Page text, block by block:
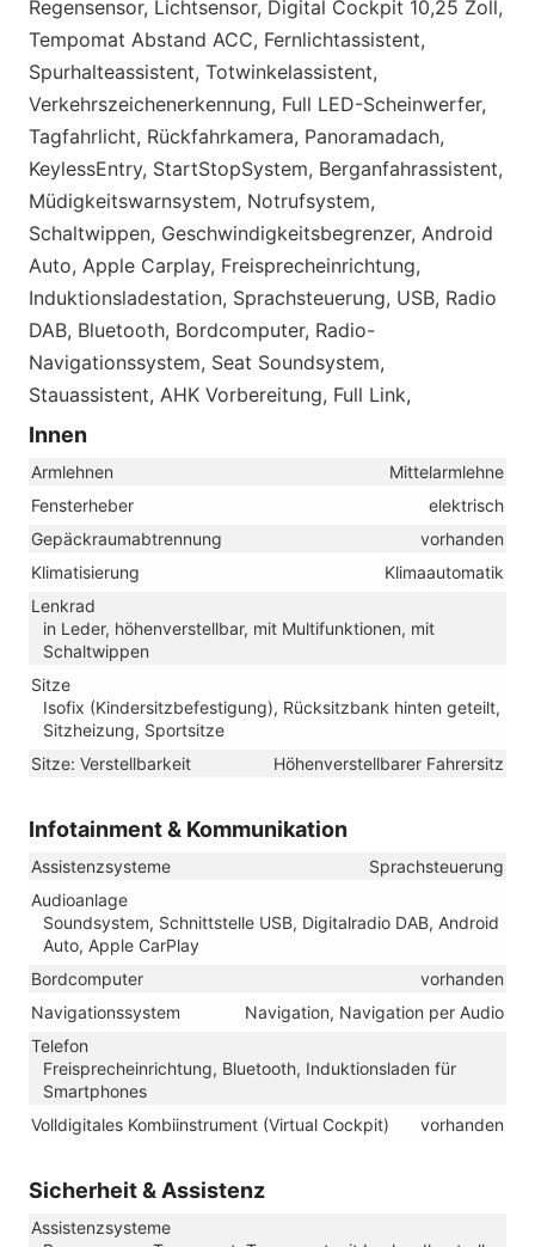
Regensensor, Lichtsensor, Digital Cockpit 10,25 Zoll,
Tempomat Abstand ACC, Fernlichtassistent,
Spurhalteassistent, Totwinkelassistent,
Verkehrszeichenerkennung, Full LED-Scheinwerfer,
Tagfahrlicht, Rückfahrkamera, Panoramadach,
KeylessEntry, StartStopSystem, Berganfahrassistent,
Müdigkeitswarnsystem, Notrufsystem,
Schaltwippen, Geschwindigkeitsbegrenzer, Android
Auto, Apple Carplay, Freisprecheinrichtung,
Induktionsladestation, Sprachsteuerung, USB, Radio
DAB, Bluetooth, Bordcomputer, Radio-
Navigationssystem, Seat Soundsystem,
Stauassistent, AHK Vorbereitung, Full Link,
Innen
Armlehnen
Mittelarmlehne
Fensterheber
elektrisch
Gepäckraumabtrennung
vorhanden
Klimatisierung
Klimaautomatik
Lenkrad
in Leder, höhenverstellbar, mit Multifunktionen, mit
Schaltwippen
Sitze
Isofix (Kindersitzbefestigung), Rücksitzbank hinten geteilt,
Sitzheizung, Sportsitze
Sitze: Verstellbarkeit
Höhenverstellbarer Fahrersitz
Infotainment & Kommunikation
Assistenzsysteme
Sprachsteuerung
Audioanlage
Soundsystem, Schnittstelle USB, Digitalradio DAB, Android
Auto, Apple CarPlay
Bordcomputer
vorhanden
Navigationssystem
Navigation, Navigation per Audio
Telefon
Freisprecheinrichtung, Bluetooth, Induktionsladen für
Smartphones
Volldigitales Kombiinstrument (Virtual Cockpit)
vorhanden
Sicherheit & Assistenz
Assistenzsysteme